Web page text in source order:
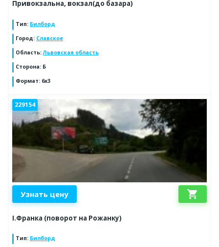
Привокзальна, вокзал(до базара)
Тип: Билборд
Город: Славское
Область:Львовская область
Сторона: Б
Формат: 6х3
229154
Узнать цену shopping_cart
І.Франка (поворот на Рожанку)
Тип: Билборд